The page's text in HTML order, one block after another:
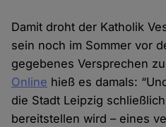
Damit droht der Katholik
sein noch im Sommer vor
gegebenes Ver­sprechen
Online hieß es damals:
die Stadt Leipzig
bereit­stellen wird – eines